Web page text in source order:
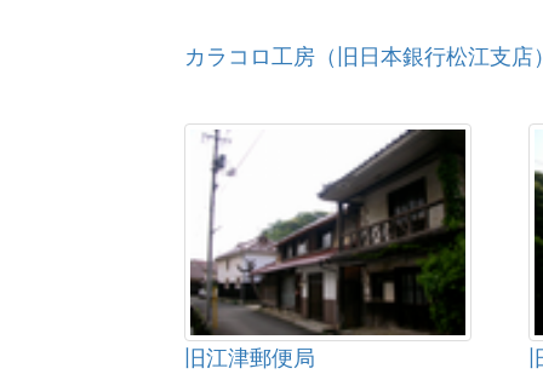
カラコロ工房（旧日本銀行松江支店
旧江津郵便局